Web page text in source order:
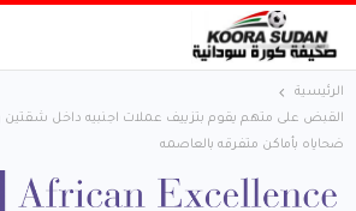
الرئيسية
القبض على متهم يقوم بتزييف عملات اجنبيه داخل شقتين
ضحاياه بأماكن متفرقه بالعاصمه